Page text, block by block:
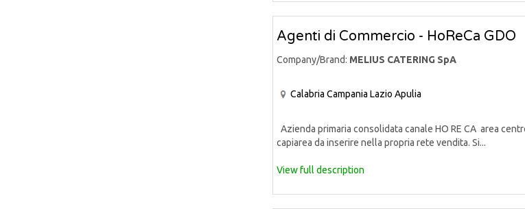
Agenti di Commercio - HoReCa GDO
Company/Brand: MELIUS CATERING SpA
Calabria Campania Lazio Apulia
Azienda primaria consolidata canale HO RE CA area
capiarea da inserire nella propria rete vendita. Si...
View full description